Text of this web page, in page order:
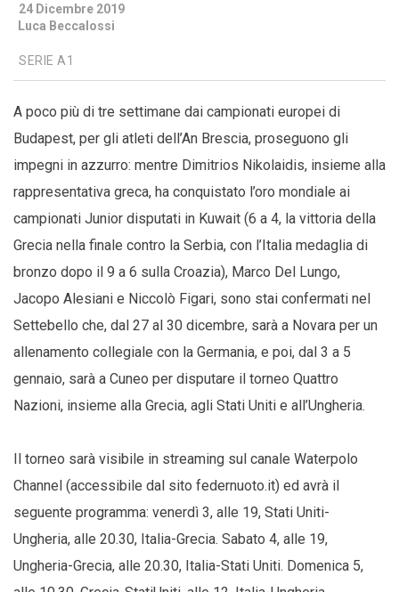
24 Dicembre 2019
Luca Beccalossi
SERIE A1
A poco più di tre settimane dai campionati europei di
Budapest, per gli atleti dell’An Brescia, proseguono gli
impegni in azzurro: mentre Dimitrios Nikolaidis, insieme alla
rappresentativa greca, ha conquistato l’oro mondiale ai
campionati Junior disputati in Kuwait (6 a 4, la vittoria della
Grecia nella finale contro la Serbia, con l’Italia medaglia di
bronzo dopo il 9 a 6 sulla Croazia), Marco Del Lungo,
Jacopo Alesiani e Niccolò Figari, sono stai confermati nel
Settebello che, dal 27 al 30 dicembre, sarà a Novara per un
allenamento collegiale con la Germania, e poi, dal 3 a 5
gennaio, sarà a Cuneo per disputare il torneo Quattro
Nazioni, insieme alla Grecia, agli Stati Uniti e all’Ungheria.
Il torneo sarà visibile in streaming sul canale Waterpolo
Channel (accessibile dal sito federnuoto.it) ed avrà il
seguente programma: venerdì 3, alle 19, Stati Uniti-
Ungheria, alle 20.30, Italia-Grecia. Sabato 4, alle 19,
Ungheria-Grecia, alle 20.30, Italia-Stati Uniti. Domenica 5,